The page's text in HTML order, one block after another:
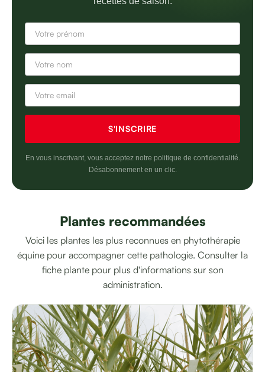
En vous inscrivant, vous acceptez notre politique de confidentialité.
Désabonnement en un clic.
Plantes recommandées
Voici les plantes les plus reconnues en phytothérapie
équine pour accompagner cette pathologie. Consulter la
fiche plante pour plus d'informations sur son
administration.